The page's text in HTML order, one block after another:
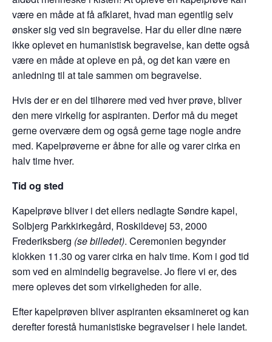
være en måde at få afklaret, hvad man egentlig selv
ønsker sig ved sin begravelse. Har du eller dine nære
ikke oplevet en humanistisk begravelse, kan dette også
være en måde at opleve en på, og det kan være en
anledning til at tale sammen om begravelse.
Hvis der er en del tilhørere med ved hver prøve, bliver
den mere virkelig for aspiranten. Derfor må du meget
gerne overvære dem og også gerne tage nogle andre
med. Kapelprøverne er åbne for alle og varer cirka en
halv time hver.
Tid og sted
Kapelprøve bliver i det ellers nedlagte Søndre kapel,
Solbjerg Parkkirkegård, Roskildevej 53, 2000
Frederiksberg (se billedet). Ceremonien begynder
klokken 11.30 og varer cirka en halv time. Kom i god tid
som ved en almindelig begravelse. Jo flere vi er, des
mere opleves det som virkeligheden for alle.
Efter kapelprøven bliver aspiranten eksamineret og kan
derefter forestå humanistiske begravelser i hele landet.